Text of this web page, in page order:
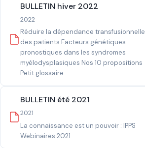
BULLETIN hiver 2022
2022
Réduire la dépendance transfusionnelle
des patients Facteurs génétiques
pronostiques dans les syndromes
myélodysplasiques Nos 10 propositions
Petit glossaire
BULLETIN été 2021
2021
La connaissance est un pouvoir : IPPS
Webinaires 2021